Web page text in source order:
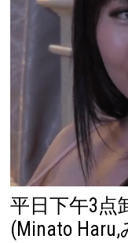
平日下午3点
(Minato